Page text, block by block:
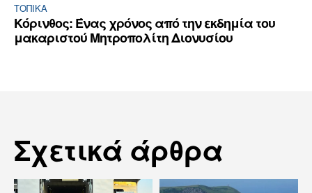
ΤΟΠΙΚΑ
Κόρινθος: Ένας χρόνος από την εκδημία του
μακαριστού Μητροπολίτη Διονυσίου
Σχετικά άρθρα